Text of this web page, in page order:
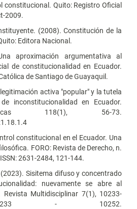
constitucional. Quito: Registro Oficial
2009.
(2008). Constitución de la
Editora Nacional.
aproximación argumentativa al
de constitucionalidad en Ecuador.
de Santiago de Guayaquil.
activa "popular" y la tutela
inconstitucionalidad en Ecuador.
118(1), 56-73.
constitucional en el Ecuador. Una
FORO: Revista de Derecho, n.
2631-2484, 121-144.
Sisitema difuso y concentrado
nuevamente se abre al
Revista Multidisciplinar 7(1), 10233-
- 10252.